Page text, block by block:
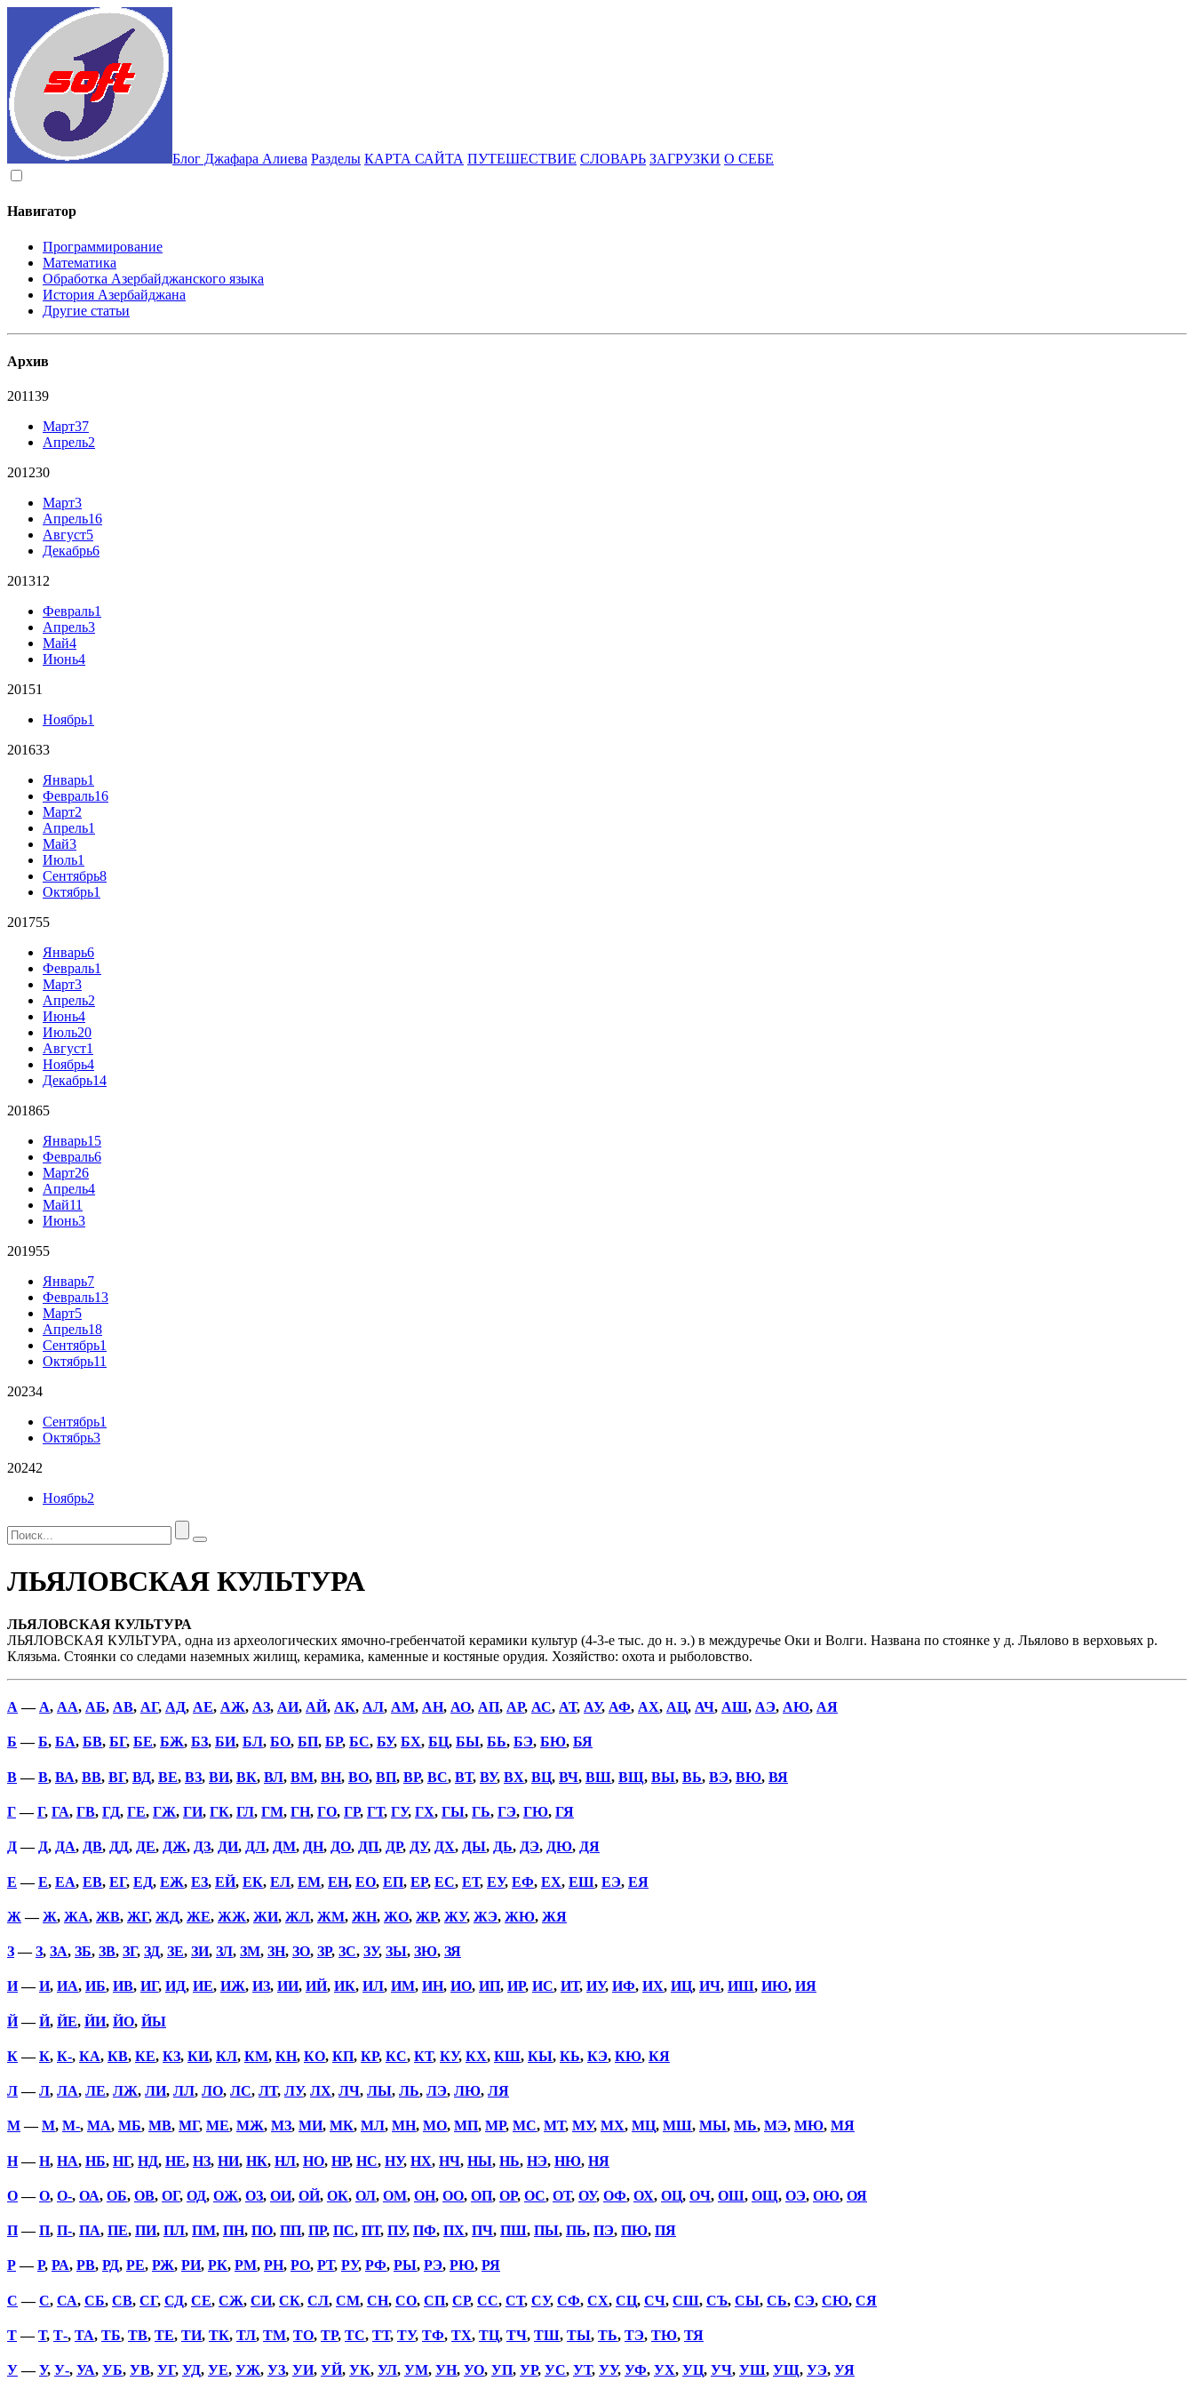
Блог Джафара Алиева Разделы КАРТА САЙТА ПУТЕШЕСТВИЕ СЛОВАРЬ ЗАГРУЗКИ О СЕБЕ
Навигатор
Программирование
Математика
Обработка Азербайджанского языка
История Азербайджана
Другие статьи
Архив
201139
Март37
Апрель2
201230
Март3
Апрель16
Август5
Декабрь6
201312
Февраль1
Апрель3
Май4
Июнь4
20151
Ноябрь1
201633
Январь1
Февраль16
Март2
Апрель1
Май3
Июль1
Сентябрь8
Октябрь1
201755
Январь6
Февраль1
Март3
Апрель2
Июнь4
Июль20
Август1
Ноябрь4
Декабрь14
201865
Январь15
Февраль6
Март26
Апрель4
Май11
Июнь3
201955
Январь7
Февраль13
Март5
Апрель18
Сентябрь1
Октябрь11
20234
Сентябрь1
Октябрь3
20242
Ноябрь2
ЛЬЯЛОВСКАЯ КУЛЬТУРА
ЛЬЯЛОВСКАЯ КУЛЬТУРА
ЛЬЯЛОВСКАЯ КУЛЬТУРА, одна из археологических ямочно-гребенчатой керамики культур (4-3-е тыс. до н. э.) в междуречье Оки и Волги. Названа по стоянке у д. Льялово в верховьях р.
Клязьма. Стоянки со следами наземных жилищ, керамика, каменные и костяные орудия. Хозяйство: охота и рыболовство.
А — А, АА, АБ, АВ, АГ, АД, АЕ, АЖ, АЗ, АИ, АЙ, АК, АЛ, АМ, АН, АО, АП, АР, АС, АТ, АУ, АФ, АХ, АЦ, АЧ, АШ, АЭ, АЮ, АЯ
Б —Б, БА, БВ, БГ, БЕ, БЖ, БЗ, БИ, БЛ, БО, БП, БР, БС, БУ, БХ, БЦ, БЫ, БЬ, БЭ, БЮ, БЯ
В—В, ВА, ВВ, ВГ, ВД, ВЕ, ВЗ, ВИ, ВК, ВЛ, ВМ, ВН, ВО, ВП, ВР, ВС, ВТ, ВУ, ВХ, ВЦ, ВЧ, ВШ, ВЩ, ВЫ, ВЬ, ВЭ, ВЮ, ВЯ
Г—Г, ГА, ГВ, ГД, ГЕ, ГЖ, ГИ, ГК, ГЛ, ГМ, ГН, ГО, ГР, ГТ, ГУ, ГХ, ГЫ, ГЬ, ГЭ, ГЮ, ГЯ
Д— Д, ДА, ДВ, ДД, ДЕ, ДЖ, ДЗ, ДИ, ДЛ, ДМ, ДН, ДО, ДП, ДР, ДУ, ДХ, ДЫ, ДЬ, ДЭ, ДЮ, ДЯ
Е —Е, ЕА, ЕВ, ЕГ, ЕД, ЕЖ, ЕЗ, ЕЙ, ЕК, ЕЛ, ЕМ, ЕН, ЕО, ЕП, ЕР, ЕС, ЕТ, ЕУ, ЕФ, ЕХ, ЕШ, ЕЭ, ЕЯ
Ж —Ж, ЖА, ЖВ, ЖГ, ЖД, ЖЕ, ЖЖ, ЖИ, ЖЛ, ЖМ, ЖН, ЖО, ЖР, ЖУ, ЖЭ, ЖЮ, ЖЯ
З—З, ЗА, ЗБ, ЗВ, ЗГ, ЗД, ЗЕ, ЗИ, ЗЛ, ЗМ, ЗН, ЗО, ЗР, ЗС, ЗУ, ЗЫ, ЗЮ, ЗЯ
И—И, ИА, ИБ, ИВ, ИГ, ИД, ИЕ, ИЖ, ИЗ, ИИ, ИЙ, ИК, ИЛ, ИМ, ИН, ИО, ИП, ИР, ИС, ИТ, ИУ, ИФ, ИХ, ИЦ, ИЧ, ИШ, ИЮ, ИЯ
Й—Й, ЙЕ, ЙИ, ЙО, ЙЫ
К—К, К-, КА, КВ, КЕ, КЗ, КИ, КЛ, КМ, КН, КО, КП, КР, КС, КТ, КУ, КХ, КШ, КЫ, КЬ, КЭ, КЮ, КЯ
Л—Л, ЛА, ЛЕ, ЛЖ, ЛИ, ЛЛ, ЛО, ЛС, ЛТ, ЛУ, ЛХ, ЛЧ, ЛЫ, ЛЬ, ЛЭ, ЛЮ, ЛЯ
М—М, М-, МА, МБ, МВ, МГ, МЕ, МЖ, МЗ, МИ, МК, МЛ, МН, МО, МП, МР, МС, МТ, МУ, МХ, МЦ, МШ, МЫ, МЬ, МЭ, МЮ, МЯ
Н—Н, НА, НБ, НГ, НД, НЕ, НЗ, НИ, НК, НЛ, НО, НР, НС, НУ, НХ, НЧ, НЫ, НЬ, НЭ, НЮ, НЯ
О—О, О-, ОА, ОБ, ОВ, ОГ, ОД, ОЖ, ОЗ, ОИ, ОЙ, ОК, ОЛ, ОМ, ОН, ОО, ОП, ОР, ОС, ОТ, ОУ, ОФ, ОХ, ОЦ, ОЧ, ОШ, ОЩ, ОЭ, ОЮ, ОЯ
П—П, П-, ПА, ПЕ, ПИ, ПЛ, ПМ, ПН, ПО, ПП, ПР, ПС, ПТ, ПУ, ПФ, ПХ, ПЧ, ПШ, ПЫ, ПЬ, ПЭ, ПЮ, ПЯ
Р—Р, РА, РВ, РД, РЕ, РЖ, РИ, РК, РМ, РН, РО, РТ, РУ, РФ, РЫ, РЭ, РЮ, РЯ
С —С, СА, СБ, СВ, СГ, СД, СЕ, СЖ, СИ, СК, СЛ, СМ, СН, СО, СП, СР, СС, СТ, СУ, СФ, СХ, СЦ, СЧ, СШ, СЪ, СЫ, СЬ, СЭ, СЮ, СЯ
Т—Т, Т-, ТА, ТБ, ТВ, ТЕ, ТИ, ТК, ТЛ, ТМ, ТО, ТР, ТС, ТТ, ТУ, ТФ, ТХ, ТЦ, ТЧ, ТШ, ТЫ, ТЬ, ТЭ, ТЮ, ТЯ
У—У, У-, УА, УБ, УВ, УГ, УД, УЕ, УЖ, УЗ, УИ, УЙ, УК, УЛ, УМ, УН, УО, УП, УР, УС, УТ, УУ, УФ, УХ, УЦ, УЧ, УШ, УЩ, УЭ, УЯ